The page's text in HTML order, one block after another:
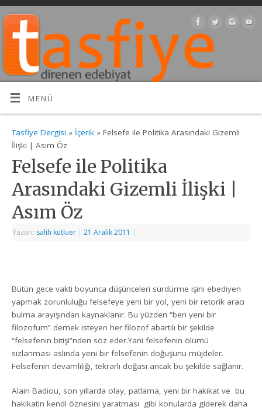
MENÜ
Tasfiye Dergisi » İçerik » Felsefe ile Politika Arasındaki Gizemli
İlişki | Asım Öz
Felsefe ile Politika
Arasındaki Gizemli İlişki |
Asım Öz
Yazarı: salih kutluer | 21 Aralık 2011 |
Bütün gece vakti boyunca düşünceleri sürdürme işini ebediyen
yapmak zorunluluğu felsefeye yeni bir yol, yeni bir retorik aracı
bulma arayışından kaynaklanır. Bu yüzden “ben yeni bir
filozofum” demek isteyen her filozof abartılı bir şekilde
“felsefenin bitişi”nden söz eder.Yani felsefenin ölümü
sızlanması aslında yeni bir felsefenin doğuşunu müjdeler.
Felsefenin devamlılığı, tekrarlı doğası ancak bu şekilde sağlanır.
Alain Badiou, son yıllarda olay, patlama, yeni bir hakikat ve bu
hakikatin kendi öznesini yaratması gibi konularda giderek daha